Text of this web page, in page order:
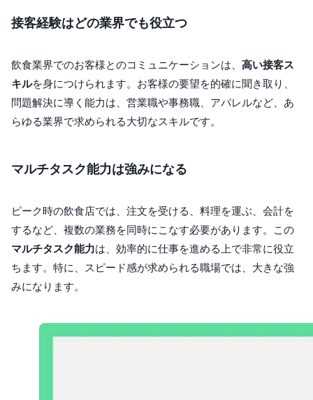
接客経験はどの業界でも役立つ
飲食業界でのお客様とのコミュニケーションは、 高い接客ス
キルを身につけられます。お客様の要望を的確に聞き取り、
問題解決に導く能力は、営業職や事務職、アパレルなど、あ
らゆる業界で求められる大切なスキルです。
マルチタスク能力は強みになる
ピーク時の飲食店では、注文を受ける、料理を運ぶ、会計を
するなど、複数の業務を同時にこなす必要があります。この
マルチタスク能力は、効率的に仕事を進める上で非常に役立
ちます。特に、スピード感が求められる職場では、大きな強
みになります。